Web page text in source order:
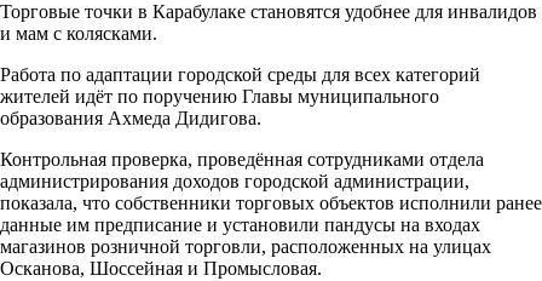
Торговые точки в Карабулаке становятся удобнее для инвалидов
и мам с колясками.
Работа по адаптации городской среды для всех категорий
жителей идёт по поручению Главы муниципального
образования Ахмеда Дидигова.
Контрольная проверка, проведённая сотрудниками отдела
администрирования доходов городской администрации,
показала, что собственники торговых объектов исполнили ранее
данные им предписание и установили пандусы на входах
магазинов розничной торговли, расположенных на улицах
Осканова, Шоссейная и Промысловая.